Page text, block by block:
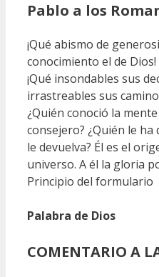
Pablo a los
¡Qué abismo de
conocimiento el de Dios!
¡Qué insondables sus
irrastreables sus
¿Quién conoció la
consejero? ¿Quién le
le devuelva? Él es el
universo. A él la gloria
Principio del formulario
Palabra de Dios
COMENTARIO A